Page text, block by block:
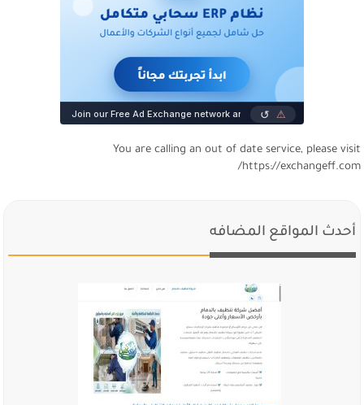
You are calling an out of date service, please visit
https://exchangeff.com/
أحدث المواقع المضافه